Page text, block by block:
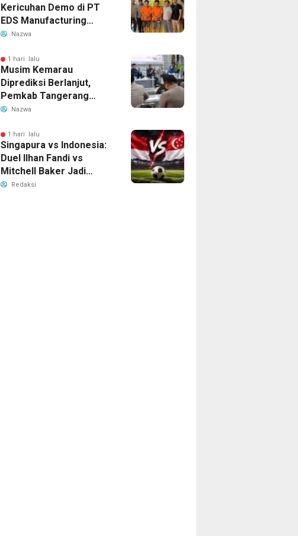
Kericuhan Demo di PT
EDS Manufacturing
Indonesia Ditahan, Polda
Perebutan Pengelolaan
Limbah
Nazwa
1 hari lalu
Musim Kemarau
Diprediksi Berlanjut,
Pemkab Tangerang
Siapkan Langkah
Bersih
Nazwa
1 hari lalu
Singapura vs Indonesia:
Duel Ilhan Fandi vs
Mitchell Baker Jadi
Sorotan di Piala AFF
Redaksi